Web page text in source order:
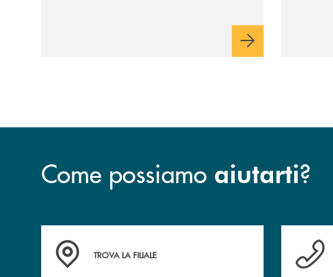
Come possiamo aiutarti?
Accedi all' elenco completo delle filiali .
TROVA LA FILIALE
Hai